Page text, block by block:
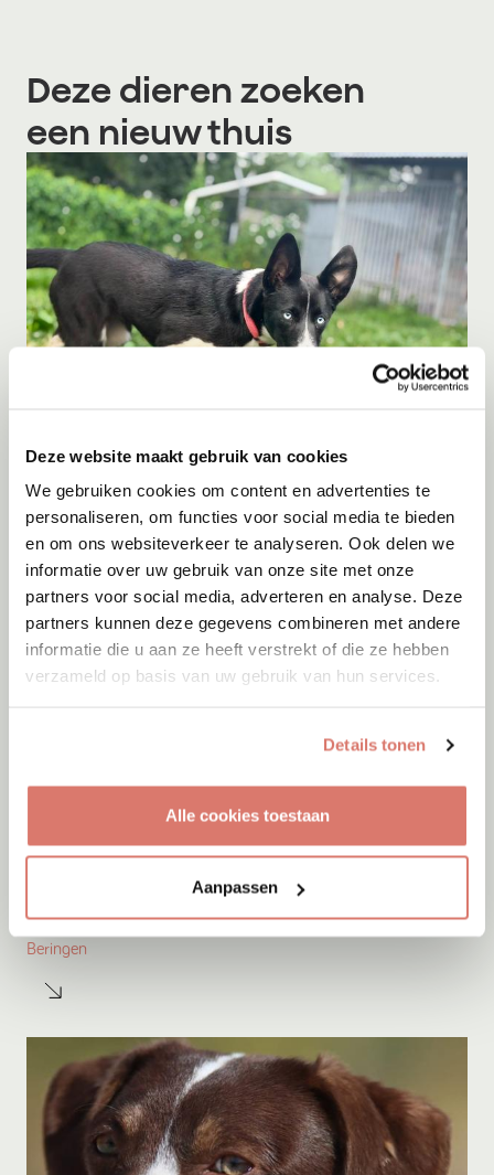
Deze website maakt gebruik van cookies
We gebruiken cookies om content en advertenties te
personaliseren, om functies voor social media te bieden
en om ons websiteverkeer te analyseren. Ook delen we
informatie over uw gebruik van onze site met onze
partners voor social media, adverteren en analyse. Deze
partners kunnen deze gegevens combineren met andere
informatie die u aan ze heeft verstrekt of die ze hebben
verzameld op basis van uw gebruik van hun services.
Details tonen
Alle cookies toestaan
Aanpassen
Deze dieren zoeken
een nieuw thuis
Adoptie08-08-2026
Milka
Middelie
Woozles
Beringen